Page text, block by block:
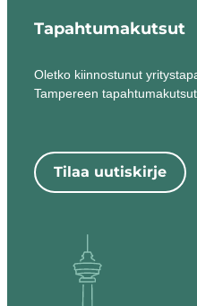
Tapahtumakutsut
Oletko kiinnostunut
Tampereen tapahtumakutsut
Tilaa uutiskirje